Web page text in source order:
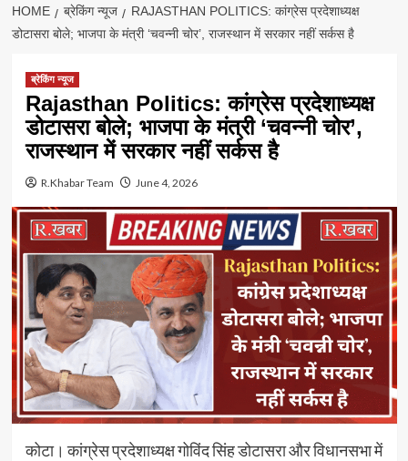
HOME ब्रेकिंग न्यूज
RAJASTHAN POLITICS: कांग्रेस प्रदेशाध्यक्ष
डोटासरा बोले; भाजपा के मंत्री ‘चवन्नी चोर’, राजस्थान में सरकार नहीं सर्कस है
ब्रेकिंग न्यूज
Rajasthan Politics: कांग्रेस प्रदेशाध्यक्ष
डोटासरा बोले; भाजपा के मंत्री ‘चवन्नी चोर’,
राजस्थान में सरकार नहीं सर्कस है
R.Khabar Team June 4, 2026
कोटा। कांग्रेस प्रदेशाध्यक्ष गोविंद सिंह डोटासरा और विधानसभा में